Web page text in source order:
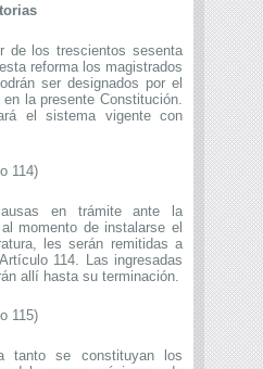
de los trescientos sesenta
reforma los magistrados
ser designados por el
la presente Constitución.
el sistema vigente con
114)
en trámite ante la
momento de instalarse el
les serán remitidas a
114. Las ingresadas
allí hasta su terminación.
115)
tanto se constituyan los